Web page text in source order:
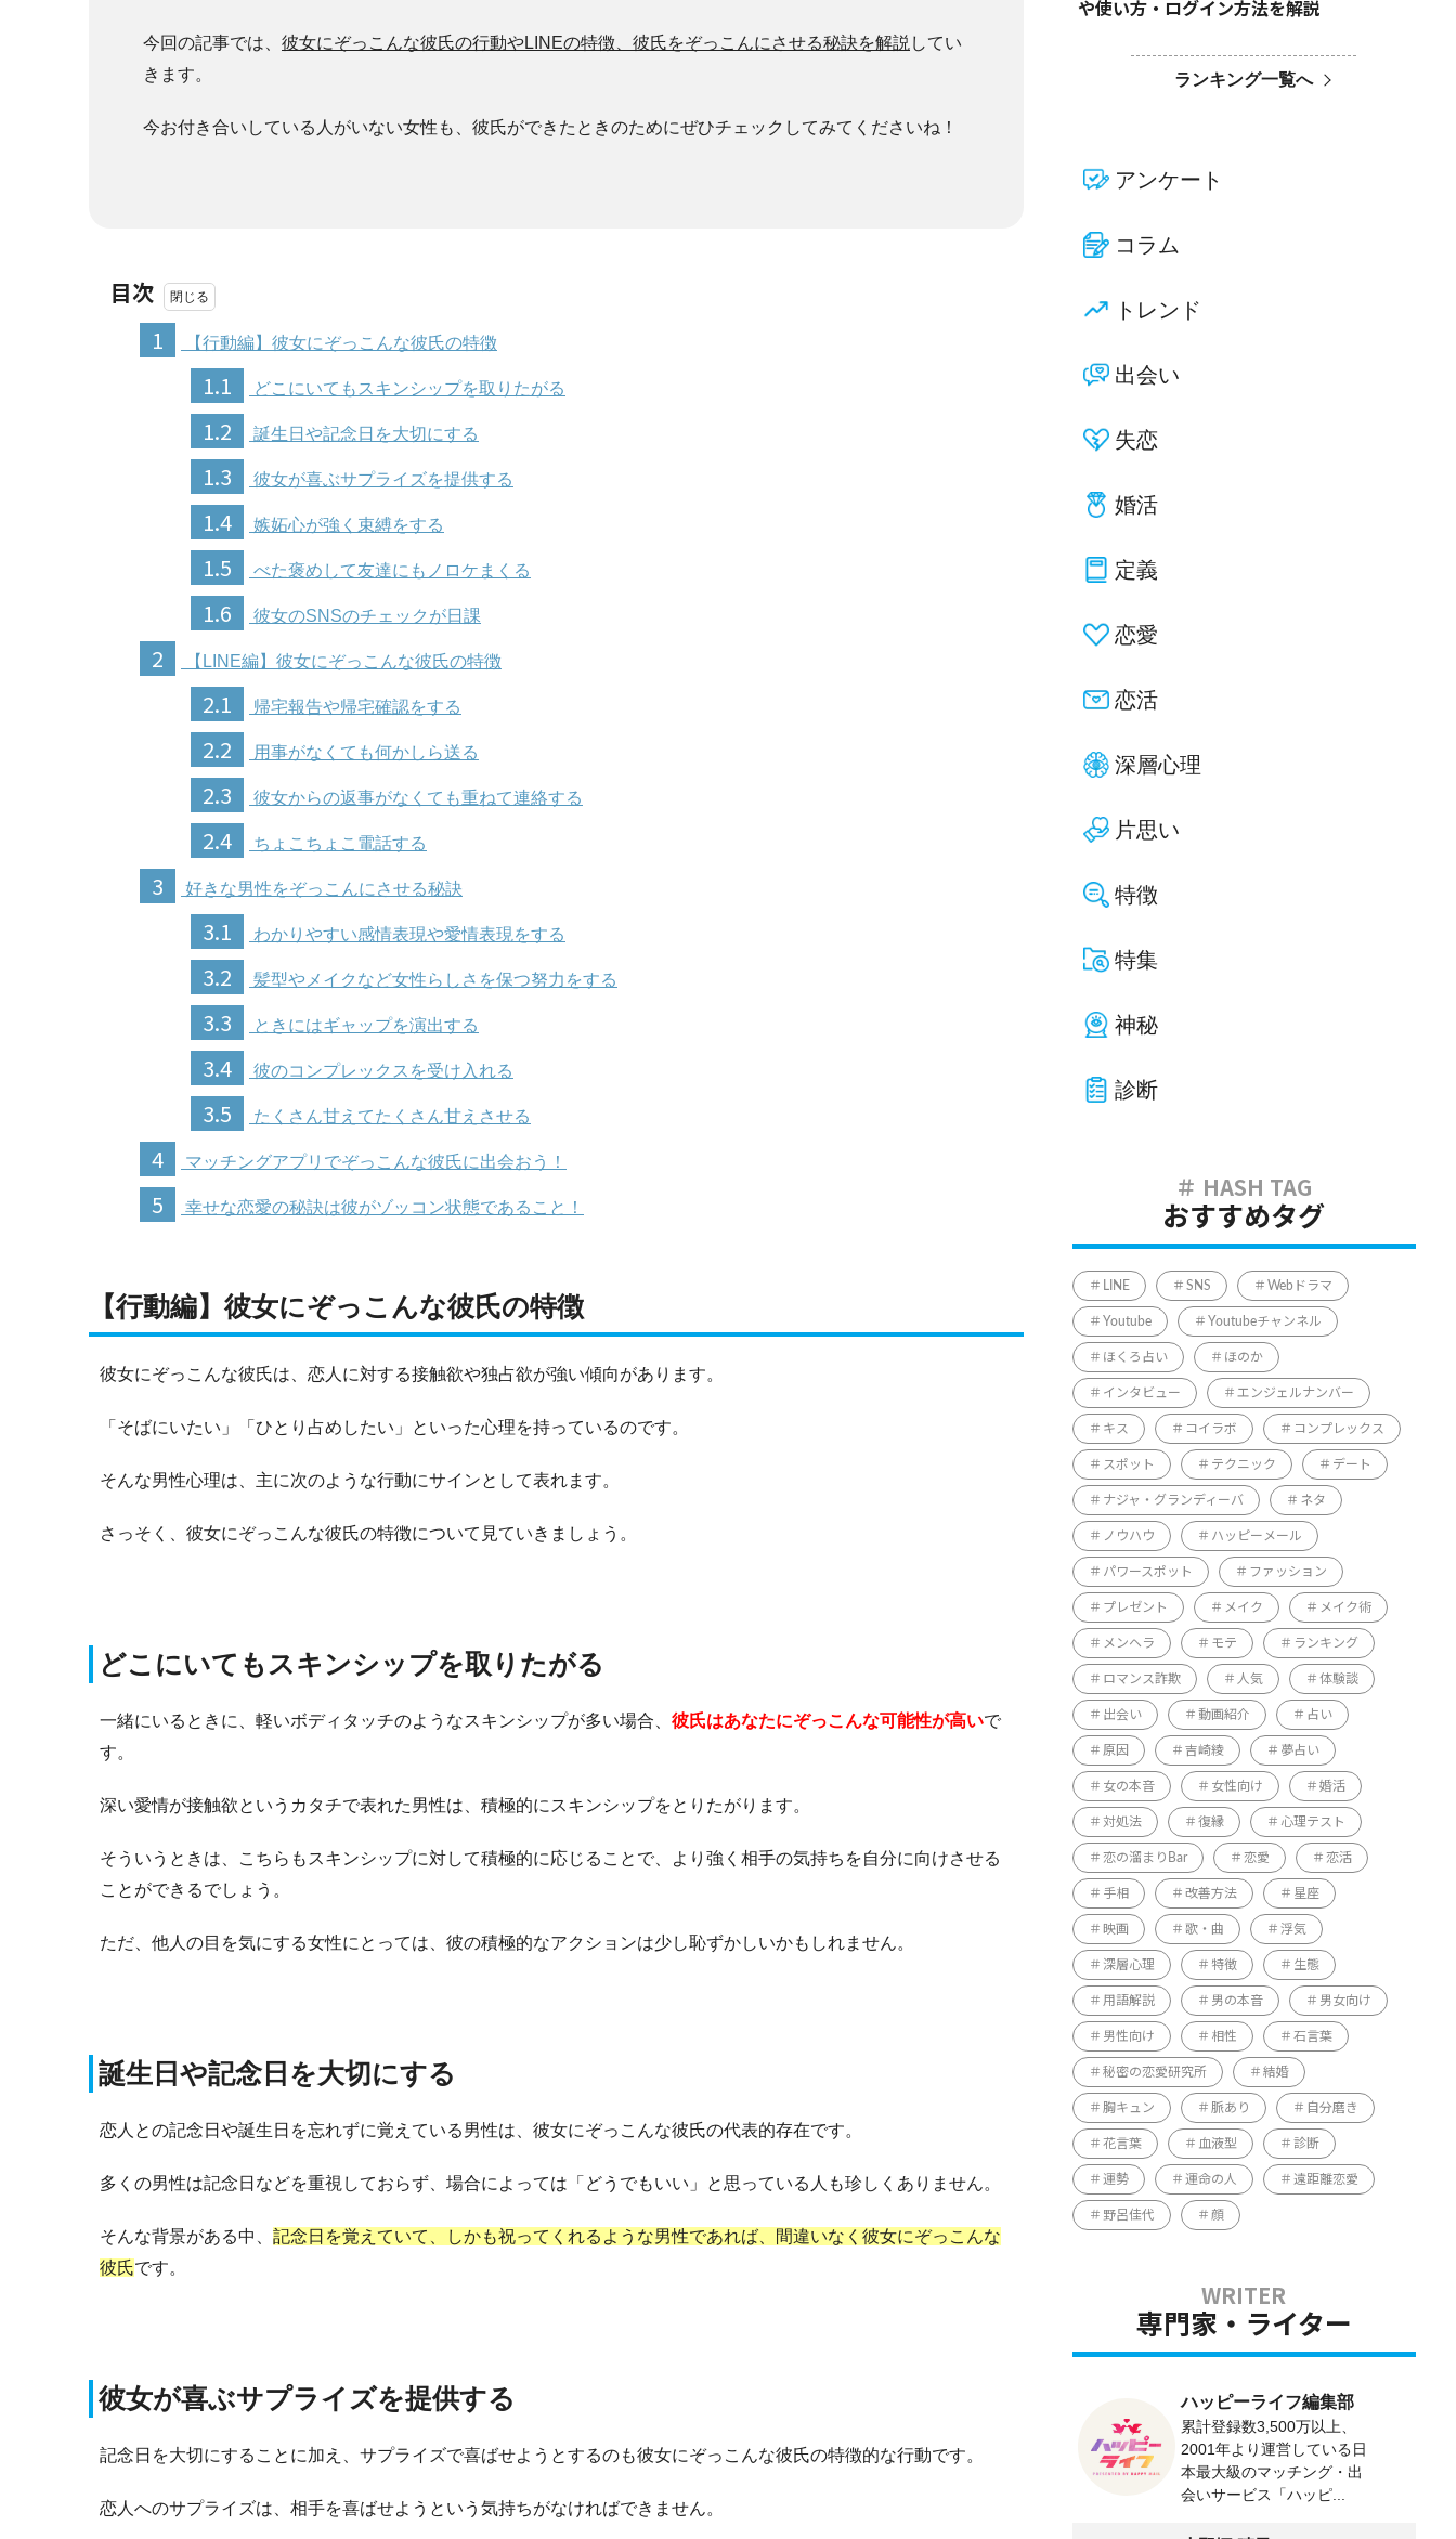
今回の記事では、 彼女にぞっこんな彼氏の行動やLINEの特徴、彼氏をぞっこんにさせる秘訣を解説 してい
きます。
今お付き合いしている人がいない女性も、彼氏ができたときのためにぜひチェックしてみてくださいね！
目次
1
【行動編】彼女にぞっこんな彼氏の特徴
1.1 どこにいてもスキンシップを取りたがる
1.2 誕生日や記念日を大切にする
1.3 彼女が喜ぶサプライズを提供する
1.4 嫉妬心が強く束縛をする
1.5 べた褒めして友達にもノロケまくる
1.6 彼女のSNSのチェックが日課
2 【LINE編】彼女にぞっこんな彼氏の特徴
2.1 帰宅報告や帰宅確認をする
2.2 用事がなくても何かしら送る
2.3 彼女からの返事がなくても重ねて連絡する
2.4 ちょこちょこ電話する
3 好きな男性をぞっこんにさせる秘訣
3.1 わかりやすい感情表現や愛情表現をする
3.2 髪型やメイクなど女性らしさを保つ努力をする
3.3 ときにはギャップを演出する
3.4 彼のコンプレックスを受け入れる
3.5 たくさん甘えてたくさん甘えさせる
4 マッチングアプリでぞっこんな彼氏に出会おう！
5 幸せな恋愛の秘訣は彼がゾッコン状態であること！
【行動編】彼女にぞっこんな彼氏の特徴
彼女にぞっこんな彼氏は、恋人に対する接触欲や独占欲が強い傾向があります。
「そばにいたい」「ひとり占めしたい」といった心理を持っているのです。
そんな男性心理は、主に次のような行動にサインとして表れます。
さっそく、彼女にぞっこんな彼氏の特徴について見ていきましょう。
どこにいてもスキンシップを取りたがる
一緒にいるときに、軽いボディタッチのようなスキンシップが多い場合、 彼氏はあなたにぞっこんな可能性が高いで
す。
深い愛情が接触欲というカタチで表れた男性は、積極的にスキンシップをとりたがります。
そういうときは、こちらもスキンシップに対して積極的に応じることで、より強く相手の気持ちを自分に向けさせる
ことができるでしょう。
ただ、他人の目を気にする女性にとっては、彼の積極的なアクションは少し恥ずかしいかもしれません。
誕生日や記念日を大切にする
恋人との記念日や誕生日を忘れずに覚えている男性は、彼女にぞっこんな彼氏の代表的存在です。
多くの男性は記念日などを重視しておらず、場合によっては「どうでもいい」と思っている人も珍しくありません。
そんな背景がある中、 記念日を覚えていて、しかも祝ってくれるような男性であれば、間違いなく彼女にぞっこんな
彼氏です。
彼女が喜ぶサプライズを提供する
記念日を大切にすることに加え、サプライズで喜ばせようとするのも彼女にぞっこんな彼氏の特徴的な行動です。
恋人へのサプライズは、相手を喜ばせようという気持ちがなければできません。
や使い方・ログイン方法を解説
ランキング一覧へ
アンケート
コラム
トレンド
出会い
失恋
婚活
定義
恋愛
恋活
深層心理
片思い
特徴
特集
神秘
診断
おすすめタグ
LINE SNS Webドラマ
Youtube Youtubeチャンネル
ほくろ占い ほのか
インタビュー エンジェルナンバー
キス コイラボ コンプレックス
スポット テクニック デート
ナジャ・グランディーバ ネタ
ノウハウ ハッピーメール
パワースポット ファッション
プレゼント メイク メイク術
メンヘラ モテ ランキング
ロマンス詐欺 人気 体験談
出会い 動画紹介 占い
原因 吉崎綾 夢占い
女の本音 女性向け 婚活
対処法 復縁 心理テスト
恋の溜まりBar 恋愛 恋活
手相 改善方法 星座
映画 歌・曲 浮気
深層心理 特徴 生態
用語解説 男の本音 男女向け
男性向け 相性 石言葉
秘密の恋愛研究所 結婚
胸キュン 脈あり 自分磨き
花言葉 血液型 診断
運勢 運命の人 遠距離恋愛
野呂佳代 顔
専門家・ライター
ハッピーライフ編集部
累計登録数3,500万以上、
2001年より運営している日
本最大級のマッチング・出
会いサービス「ハッピ...